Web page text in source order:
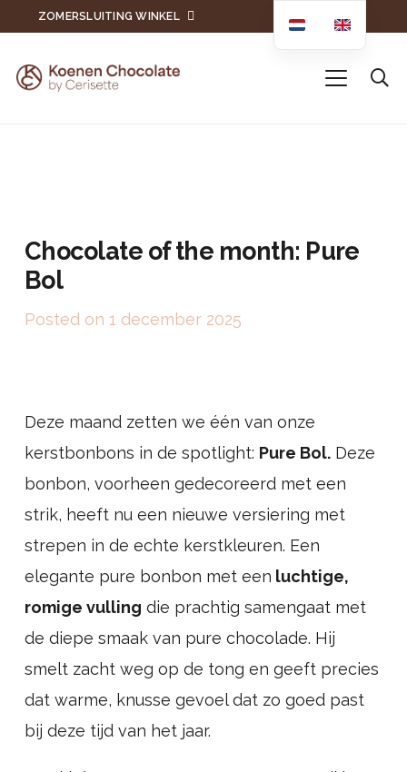
ZOMERSLUITING WINKEL
Chocolate of the month: Pure
Bol
Posted on 1 december 2025
Deze maand zetten we één van onze
kerstbonbons in de spotlight: Pure Bol. Deze
bonbon, voorheen gedecoreerd met een
strik, heeft nu een nieuwe versiering met
strepen in de echte kerstkleuren. Een
elegante pure bonbon met een luchtige,
romige vulling die prachtig samengaat met
de diepe smaak van pure chocolade. Hij
smelt zacht weg op de tong en geeft precies
dat warme, knusse gevoel dat zo goed past
bij deze tijd van het jaar.